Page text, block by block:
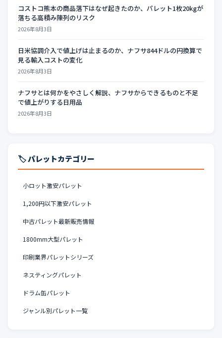
コストコ熊本の商品落下はなぜ起きたのか、パレット1枚20kgが
落ちる高積み陳列のリスク
2026年8月3日
日米協調介入で値上げは止まるのか、ナフサ844ドルの円換算で
見る輸入コストの変化
2026年8月3日
ナフサとは何かをやさしく解説、ナフサからできるものと不足
で値上がりする日用品
2026年8月3日
🏷️ パレットカテゴリー
小ロット激安パレット
1,200円以下激安パレット
中古パレット最新販売情報
1800mm大型パレット
印刷業界パレットシリーズ
ネスティングパレット
ドラム缶パレット
ジャンル別パレット一覧